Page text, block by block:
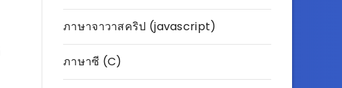
ภาษาจาวาสคริป (javascript)
ภาษาซี (C)